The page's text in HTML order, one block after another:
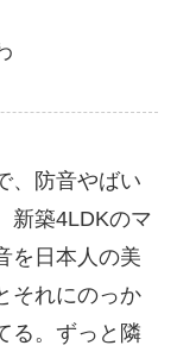
、防音やばい
新築4LDKのマ
を日本人の美
それにのっか
る。ずっと隣